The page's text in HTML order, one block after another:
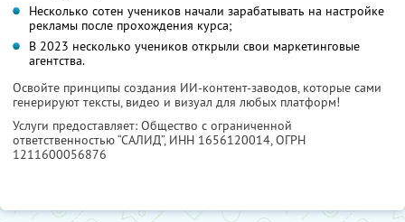
Несколько сотен учеников начали зарабатывать на настройке
рекламы после прохождения курса;
В 2023 несколько учеников открыли свои маркетинговые
агентства.
Освойте принципы создания ИИ-контент-заводов, которые сами
генерируют тексты, видео и визуал для любых платформ!
Услуги предоставляет: Общество с ограниченной
ответственностью “САЛИД”, ИНН 1656120014, ОГРН
1211600056876